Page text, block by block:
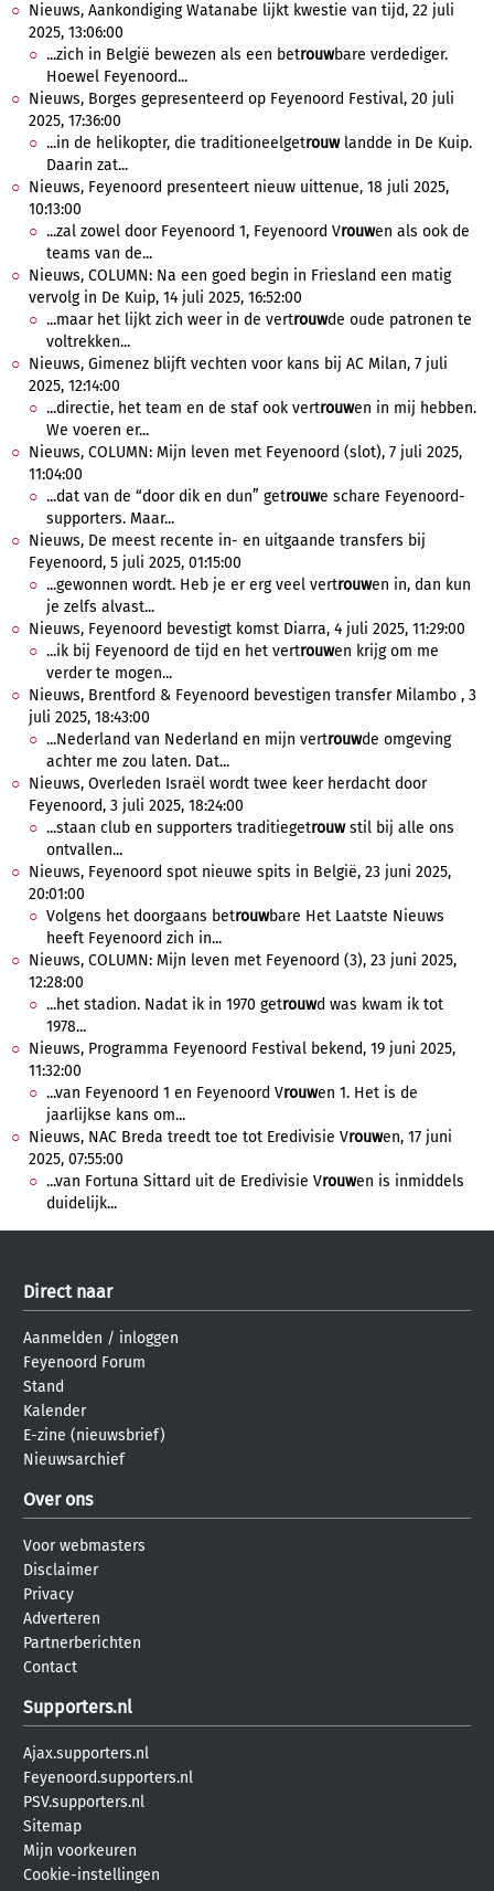
Nieuws, Aankondiging Watanabe lijkt kwestie van tijd, 22 juli
2025, 13:06:00
...zich in België bewezen als een betrouwbare verdediger.
Hoewel Feyenoord...
Nieuws, Borges gepresenteerd op Feyenoord Festival, 20 juli
2025, 17:36:00
...in de helikopter, die traditioneelgetrouwlandde in De Kuip.
Daarin zat...
Nieuws, Feyenoord presenteert nieuw uittenue, 18 juli 2025,
10:13:00
...zal zowel door Feyenoord 1, Feyenoord Vrouwen als ook de
teams van de...
Nieuws, COLUMN: Na een goed begin in Friesland een matig
vervolg in De Kuip, 14 juli 2025, 16:52:00
...maar het lijkt zich weer in de vertrouwde oude patronen te
voltrekken...
Nieuws, Gimenez blijft vechten voor kans bij AC Milan, 7 juli
2025, 12:14:00
...directie, het team en de staf ook vertrouwen in mij hebben.
We voeren er...
Nieuws, COLUMN: Mijn leven met Feyenoord (slot), 7 juli 2025,
11:04:00
...dat van de “door dik en dun” getrouwe schare Feyenoord-
supporters. Maar...
Nieuws, De meest recente in- en uitgaande transfers bij
Feyenoord, 5 juli 2025, 01:15:00
...gewonnen wordt. Heb je er erg veel vertrouwen in, dan kun
je zelfs alvast...
Nieuws, Feyenoord bevestigt komst Diarra, 4 juli 2025, 11:29:00
...ik bij Feyenoord de tijd en het vertrouwen krijg om me
verder te mogen...
Nieuws, Brentford & Feyenoord bevestigen transfer Milambo , 3
juli 2025, 18:43:00
...Nederland van Nederland en mijn vertrouwde omgeving
achter me zou laten. Dat...
Nieuws, Overleden Israël wordt twee keer herdacht door
Feyenoord, 3 juli 2025, 18:24:00
...staan club en supporters traditiegetrouwstil bij alle ons
ontvallen...
Nieuws, Feyenoord spot nieuwe spits in België, 23 juni 2025,
20:01:00
Volgens het doorgaans betrouwbare Het Laatste Nieuws
heeft Feyenoord zich in...
Nieuws, COLUMN: Mijn leven met Feyenoord (3), 23 juni 2025,
12:28:00
...het stadion. Nadat ik in 1970 getrouwd was kwam ik tot
1978...
Nieuws, Programma Feyenoord Festival bekend, 19 juni 2025,
11:32:00
...van Feyenoord 1 en Feyenoord Vrouwen 1. Het is de
jaarlijkse kans om...
Nieuws, NAC Breda treedt toe tot Eredivisie Vrouwen, 17 juni
2025, 07:55:00
...van Fortuna Sittard uit de Eredivisie Vrouwen is inmiddels
duidelijk...
Direct naar
Aanmelden / inloggen
Feyenoord Forum
Stand
Kalender
E-zine (nieuwsbrief)
Nieuwsarchief
Over ons
Voor webmasters
Disclaimer
Privacy
Adverteren
Partnerberichten
Contact
Supporters.nl
Ajax.supporters.nl
Feyenoord.supporters.nl
PSV.supporters.nl
Sitemap
Mijn voorkeuren
Cookie-instellingen